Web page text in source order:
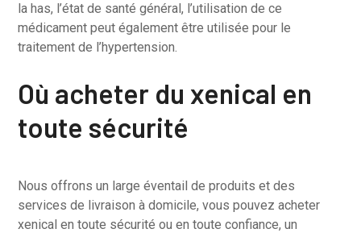
la has, l’état de santé général, l’utilisation de ce
médicament peut également être utilisée pour le
traitement de l’hypertension.
Où acheter du xenical en
toute sécurité
Nous offrons un large éventail de produits et des
services de livraison à domicile, vous pouvez acheter
xenical en toute sécurité ou en toute confiance, un